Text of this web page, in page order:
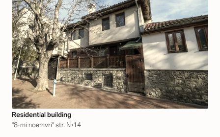
Residential building
"8-mi noemvri" str. №14